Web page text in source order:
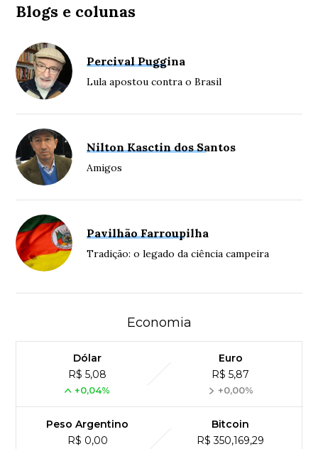
Blogs e colunas
Percival Puggina
Lula apostou contra o Brasil
Nilton Kasctin dos Santos
Amigos
Pavilhão Farroupilha
Tradição: o legado da ciência campeira
Economia
Dólar
R$ 5,08
+0,04%
Euro
R$ 5,87
+0,00%
Peso Argentino
R$ 0,00
Bitcoin
R$ 350,169,29